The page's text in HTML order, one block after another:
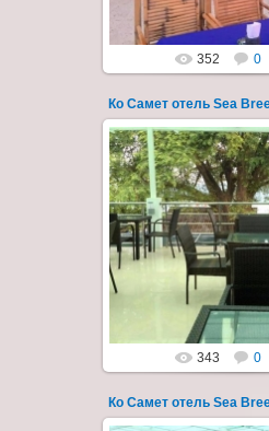
352 0
Экскурсия на остров
ночевкой в отеле "Sea
Пхай -
Запове...
Thai-
343 0